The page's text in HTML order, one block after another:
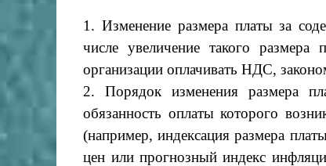
1. Изменение размера платы за
числе увеличение такого
организации оплачивать НДС,
2. Порядок изменения размера
обязанность оплаты которого
(например, индексация размера
цен или прогнозный индекс